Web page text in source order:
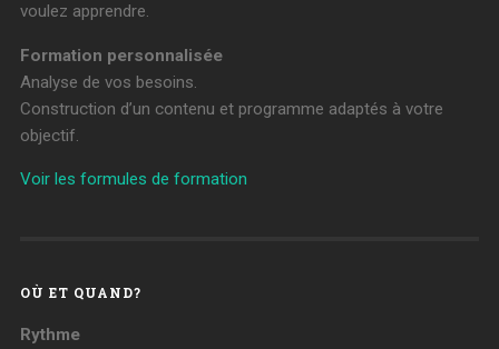
voulez apprendre.
Formation personnalisée
Analyse de vos besoins.
Construction d’un contenu et programme adaptés à votre
objectif.
Voir les formules de formation
OÙ ET QUAND?
Rythme